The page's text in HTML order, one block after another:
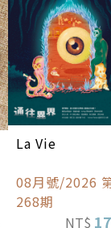
La Vie
08月號/2026
268期
NT$